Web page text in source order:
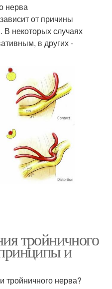
нерва
от причины
В некоторых случаях
в других -
тройничного
и
тройничного нерва?